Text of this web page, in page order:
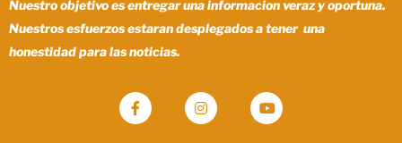
Nuestro objetivo es entregar una informacion veraz y oportuna.
Nuestros esfuerzos estaran desplegados a tener una
honestidad para las noticias.